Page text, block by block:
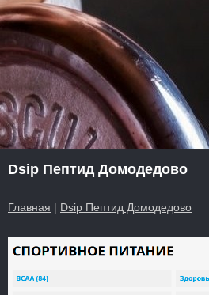
Dsip Пептид Домодедово
Главная | Dsip Пептид Домодедово